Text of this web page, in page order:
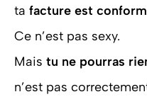
ta facture est
Ce n’est pas sexy.
Mais tu ne pourras
n’est pas